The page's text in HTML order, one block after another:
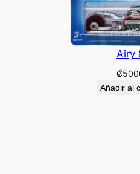
Airy
₡
Añadir al